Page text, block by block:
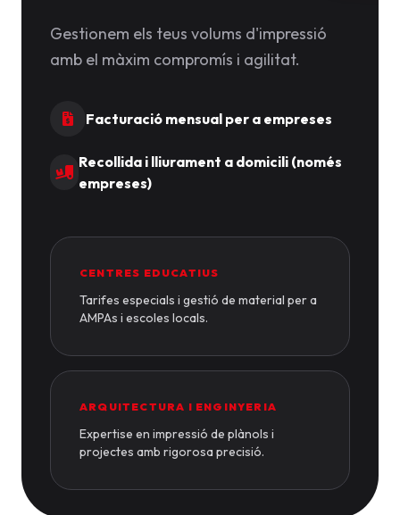
Gestionem els teus volums d'impressió
amb el màxim compromís i agilitat.
Facturació mensual per a empreses
Recollida i lliurament a domicili (només
empreses)
CENTRES EDUCATIUS
Tarifes especials i gestió de material per a
AMPAs i escoles locals.
ARQUITECTURA I ENGINYERIA
Expertise en impressió de plànols i
projectes amb rigorosa precisió.